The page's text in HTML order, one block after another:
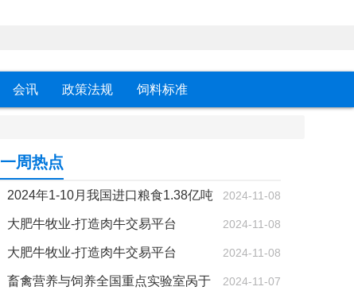
会讯 政策法规 饲料标准
一周热点
2024-11-08
2024年1-10月我国进口粮食1.38亿吨
同比增长7.4% 2024-11-08
大肥牛牧业-打造肉牛交易平台
2024-11-08
大肥牛牧业-打造肉牛交易平台
2024-11-07
畜禽营养与饲养全国重点实验室呙于